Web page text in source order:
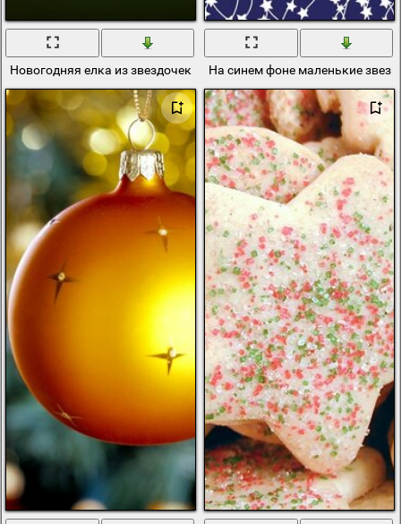
Новогодняя елка из звездочек На синем фоне маленькие